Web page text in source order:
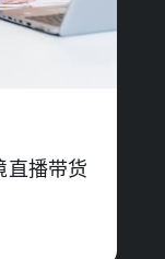
直播带货